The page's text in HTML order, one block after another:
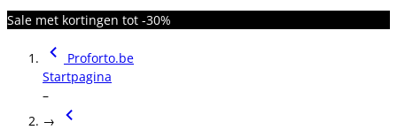
Sale met kortingen tot -30%
Proforto.be
Startpagina
–
→